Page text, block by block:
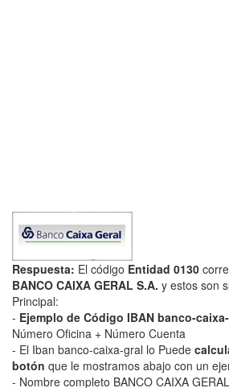
Respuesta: El código Entidad 0130
BANCO CAIXA GERAL S.A. y estos son
Principal:
- Ejemplo de Código IBAN banco-
Número Oficina + Número Cuenta
- El Iban banco-caixa-gral lo Puede
botón que le mostramos abajo con un
- Nombre completo BANCO CAIXA